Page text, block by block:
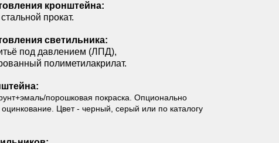
кронштейна:
прокат.
светильника:
под давлением (ЛПД),
полиметилакрилат.
порошковая покраска. Опционально
Цвет - черный, серый или по каталогу